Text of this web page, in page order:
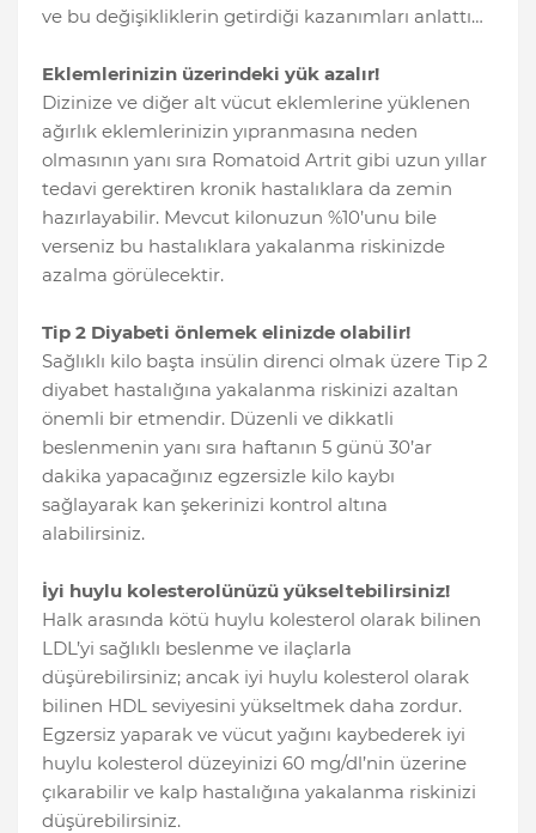
ve bu değişikliklerin getirdiği kazanımları anlattı…
Eklemlerinizin üzerindeki yük azalır!
Dizinize ve diğer alt vücut eklemlerine yüklenen
ağırlık eklemlerinizin yıpranmasına neden
olmasının yanı sıra Romatoid Artrit gibi uzun yıllar
tedavi gerektiren kronik hastalıklara da zemin
hazırlayabilir. Mevcut kilonuzun %10’unu bile
verseniz bu hastalıklara yakalanma riskinizde
azalma görülecektir.
Tip 2 Diyabeti önlemek elinizde olabilir!
Sağlıklı kilo başta insülin direnci olmak üzere Tip 2
diyabet hastalığına yakalanma riskinizi azaltan
önemli bir etmendir. Düzenli ve dikkatli
beslenmenin yanı sıra haftanın 5 günü 30’ar
dakika yapacağınız egzersizle kilo kaybı
sağlayarak kan şekerinizi kontrol altına
alabilirsiniz.
İyi huylu kolesterolünüzü yükseltebilirsiniz!
Halk arasında kötü huylu kolesterol olarak bilinen
LDL’yi sağlıklı beslenme ve ilaçlarla
düşürebilirsiniz; ancak iyi huylu kolesterol olarak
bilinen HDL seviyesini yükseltmek daha zordur.
Egzersiz yaparak ve vücut yağını kaybederek iyi
huylu kolesterol düzeyinizi 60 mg/dl’nin üzerine
çıkarabilir ve kalp hastalığına yakalanma riskinizi
düşürebilirsiniz.